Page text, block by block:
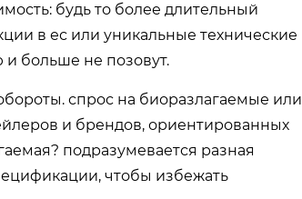
будь то более длительный
в ес или уникальные технические
больше не позовут.
спрос на биоразлагаемые или
и брендов, ориентированных
подразумевается разная
чтобы избежать